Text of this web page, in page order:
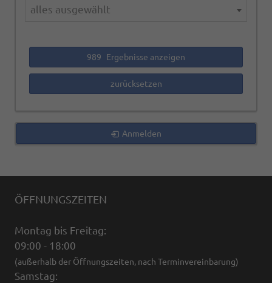
alles ausgewählt
989 Ergebnisse anzeigen
zurücksetzen
Anmelden
ÖFFNUNGSZEITEN
Montag bis Freitag:
09:00 - 18:00
(außerhalb der Öffnungszeiten, nach Terminvereinbarung)
Samstag: